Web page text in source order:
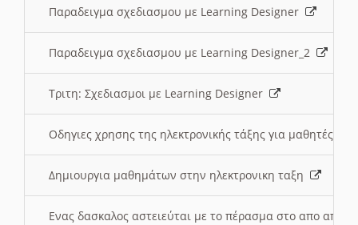
Παραδειγμα σχεδιασμου με Learning Designer
Παραδειγμα σχεδιασμου με Learning Designer_2
Τριτη: Σχεδιασμοι με Learning Designer
Οδηγιες χρησης της ηλεκτρονικής τάξης για μαθητές
Δημιουργια μαθημάτων στην ηλεκτρονικη ταξη
Ενας δασκαλος αστειεύται με το πέρασμα στο απο